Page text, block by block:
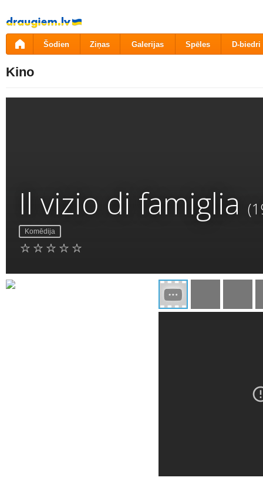
Pāriet
uz
saturu
Šodien Ziņas Galerijas Spēles D-biedri
Kino
Il vizio di famiglia
Komēdija